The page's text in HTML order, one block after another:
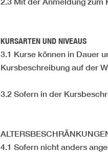
KURSARTEN UND NIVEAUS
3.1 Kurse können in Dauer
Kursbeschreibung auf der
3.2 Sofern in der
4.1 Sofern nicht anders